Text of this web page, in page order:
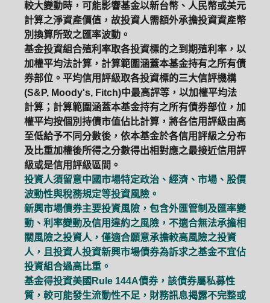
較大變動時，可能影響基金以新台幣、人民幣或美元
計算之淨資產價值，故投資人需額外承擔投資資產幣
別換算所致之匯率波動。
基金投資組合殖利率取各投資標的之到期殖利率，以
加權平均法計算，計算範圍涵蓋本基金持有之所有債
券部位。平均信用評級取各投資標的三大信評機構
(S&P, Moody's, Fitch)中最高評等，以加權平均法
計算；計算範圍涵蓋本基金持有之所有債券部位，加
權平均按個別持債市值佔比計算，將各信用評級由高
至低給予不同分數後，依本基金於各信用評級之分布
及比重加權後所得之分數得出相對應之最接近信用評
級或是信用評級區間。
投資人須留意中國市場特定政治、經濟、市場、股價
波動性與稅務規定等投資風險。
新興市場債券主要投資風險，包含外匯管制及匯率變
動、利率變動及信用違約之風險，不適合無法承擔相
關風險之投資人，僅適合願意承擔較高風險之投資
人，且投資人投資新興市場債券為訴求之基金不宜佔
投資組合過高比重。
基金得投資美國Rule 144A債券，該債券屬私募性
質，較可能發生流動性不足，財務訊息揭露不完整或